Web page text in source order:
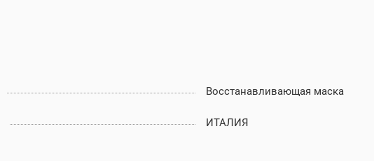
Восстанавливающая маска
ИТАЛИЯ